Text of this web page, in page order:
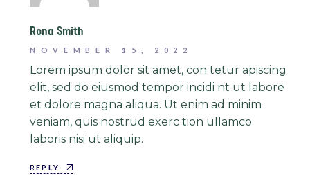
Rona Smith
NOVEMBER 15, 2022
Lorem ipsum dolor sit amet, con tetur apiscing
elit, sed do eiusmod tempor incidi nt ut labore
et dolore magna aliqua. Ut enim ad minim
veniam, quis nostrud exerc tion ullamco
laboris nisi ut aliquip.
REPLY